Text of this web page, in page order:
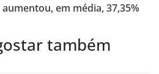
aumentou, em média, 37,35%
também